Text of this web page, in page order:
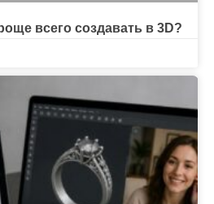
всего создавать в 3D?